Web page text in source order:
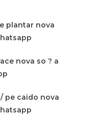
plantar nova
nova so ? a
pe caido nova